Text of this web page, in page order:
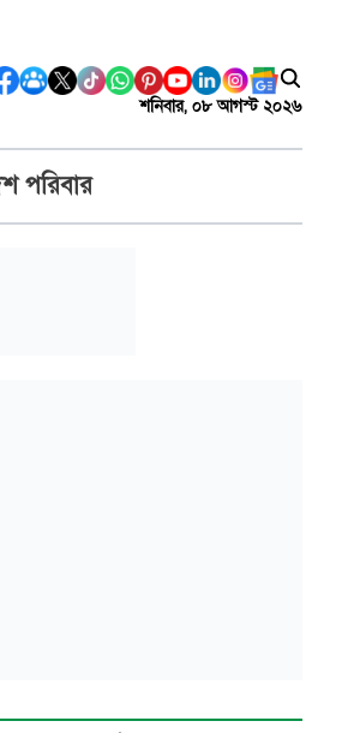
শনিবার, ০৮ আগস্ট ২০২৬
পরিবার